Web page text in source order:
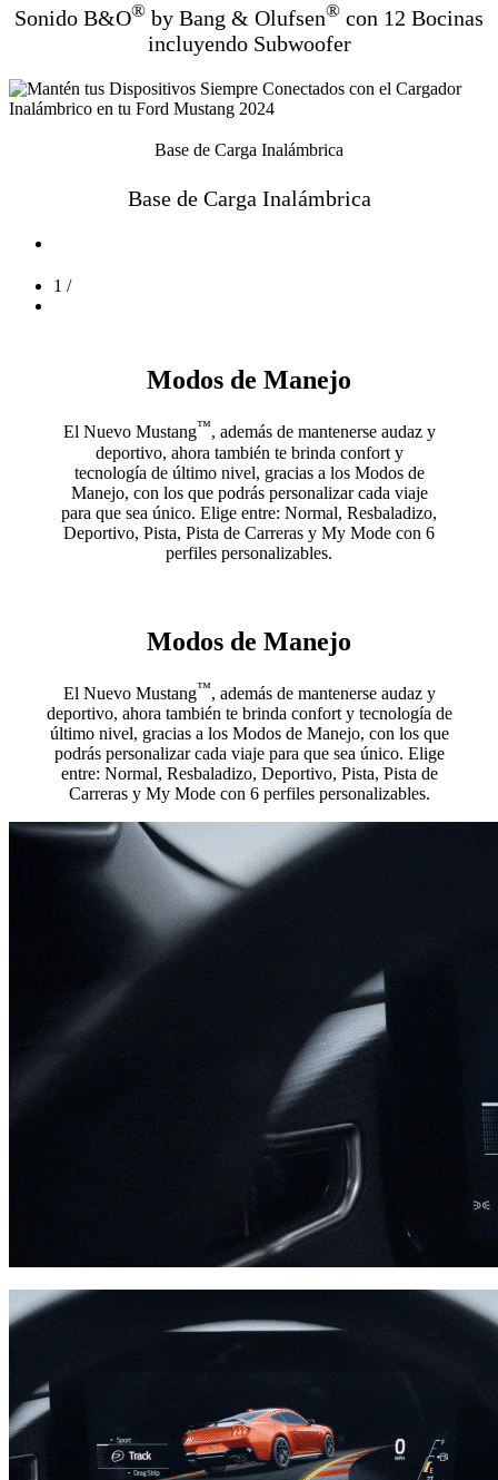
Sonido B&O® by Bang & Olufsen® con 12 Bocinas
incluyendo Subwoofer
Base de Carga Inalámbrica
Base de Carga Inalámbrica
1 /
Modos de Manejo
El Nuevo Mustang™, además de mantenerse audaz y
deportivo, ahora también te brinda confort y
tecnología de último nivel, gracias a los Modos de
Manejo, con los que podrás personalizar cada viaje
para que sea único. Elige entre: Normal, Resbaladizo,
Deportivo, Pista, Pista de Carreras y My Mode con 6
perfiles personalizables.
Modos de Manejo
El Nuevo Mustang™, además de mantenerse audaz y
deportivo, ahora también te brinda confort y tecnología de
último nivel, gracias a los Modos de Manejo, con los que
podrás personalizar cada viaje para que sea único. Elige
entre: Normal, Resbaladizo, Deportivo, Pista, Pista de
Carreras y My Mode con 6 perfiles personalizables.